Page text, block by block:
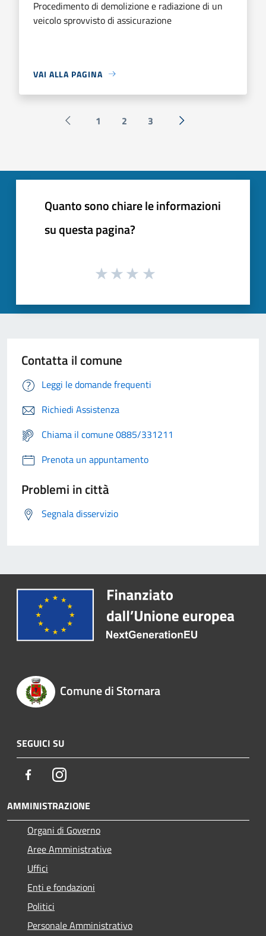
Procedimento di demolizione e radiazione di un
veicolo sprovvisto di assicurazione
VAI ALLA PAGINA
Pagina precedente
1 2 3 Successiva »
Quanto sono chiare le informazioni
su questa pagina?
Contatta il comune
Leggi le domande frequenti
Richiedi Assistenza
Chiama il comune 0885/331211
Prenota un appuntamento
Problemi in città
Segnala disservizio
Comune di Stornara
SEGUICI SU
FacebookInstagram
AMMINISTRAZIONE
Organi di Governo
Aree Amministrative
Uffici
Enti e fondazioni
Politici
Personale Amministrativo